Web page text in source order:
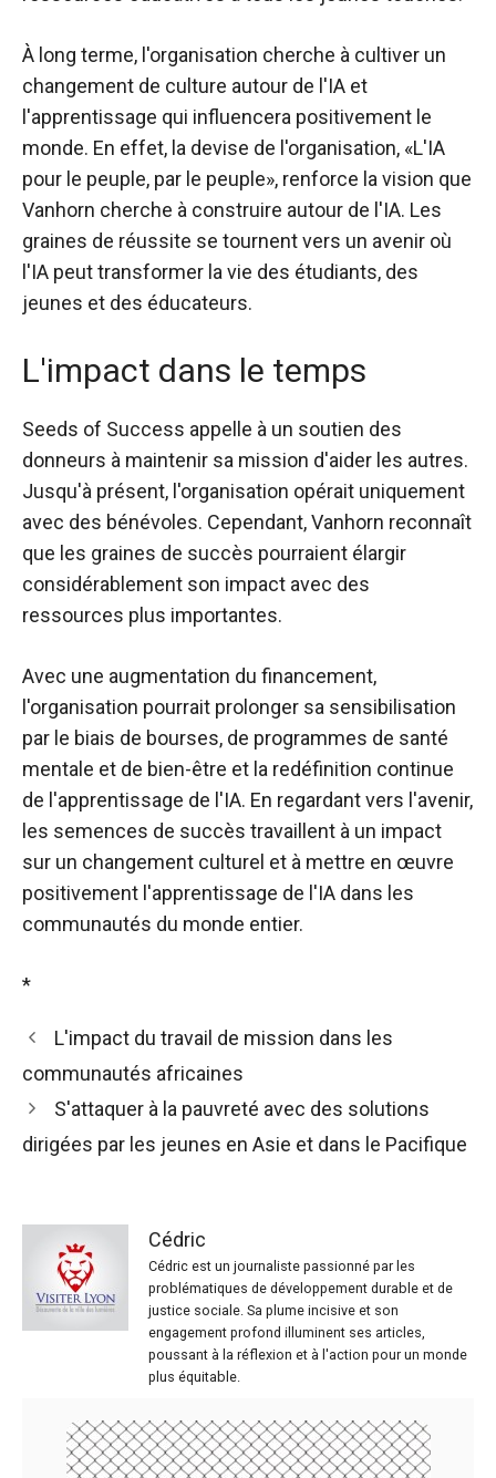
À long terme, l'organisation cherche à cultiver un
changement de culture autour de l'IA et
l'apprentissage qui influencera positivement le
monde. En effet, la devise de l'organisation, «L'IA
pour le peuple, par le peuple», renforce la vision que
Vanhorn cherche à construire autour de l'IA. Les
graines de réussite se tournent vers un avenir où
l'IA peut transformer la vie des étudiants, des
jeunes et des éducateurs.
L'impact dans le temps
Seeds of Success appelle à un soutien des
donneurs à maintenir sa mission d'aider les autres.
Jusqu'à présent, l'organisation opérait uniquement
avec des bénévoles. Cependant, Vanhorn reconnaît
que les graines de succès pourraient élargir
considérablement son impact avec des
ressources plus importantes.
Avec une augmentation du financement,
l'organisation pourrait prolonger sa sensibilisation
par le biais de bourses, de programmes de santé
mentale et de bien-être et la redéfinition continue
de l'apprentissage de l'IA. En regardant vers l'avenir,
les semences de succès travaillent à un impact
sur un changement culturel et à mettre en œuvre
positivement l'apprentissage de l'IA dans les
communautés du monde entier.
*
L'impact du travail de mission dans les
communautés africaines
S'attaquer à la pauvreté avec des solutions
dirigées par les jeunes en Asie et dans le Pacifique
Cédric
Cédric est un journaliste passionné par les
problématiques de développement durable et de
justice sociale. Sa plume incisive et son
engagement profond illuminent ses articles,
poussant à la réflexion et à l'action pour un monde
plus équitable.